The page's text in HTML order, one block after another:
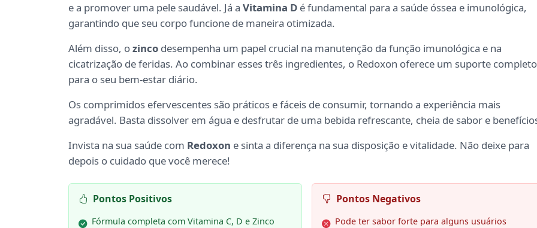
e a promover uma pele saudável. Já a Vitamina D é fundamental para a saúde óssea e imunológica,
garantindo que seu corpo funcione de maneira otimizada.
Além disso, ozinco desempenha um papel crucial na manutenção da função imunológica e na
cicatrização de feridas. Ao combinar esses três ingredientes, o Redoxon oferece um suporte completo
para o seu bem-estar diário.
Os comprimidos efervescentes são práticos e fáceis de consumir, tornando a experiência mais
agradável. Basta dissolver em água e desfrutar de uma bebida refrescante, cheia de sabor e
Invista na sua saúde com Redoxon e sinta a diferença na sua disposição e vitalidade. Não deixe para
depois o cuidado que você merece!
Pontos Positivos
Fórmula completa com Vitamina C, D e Zinco
Pontos Negativos
Pode ter sabor forte para alguns usuários